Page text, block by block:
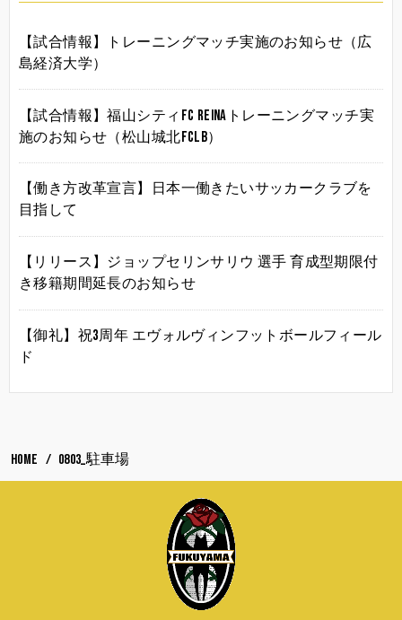
【試合情報】トレーニングマッチ実施のお知らせ（広
島経済大学）
【試合情報】福山シティFC Reinaトレーニングマッチ実
施のお知らせ（松山城北FCLB）
【働き方改革宣言】日本一働きたいサッカークラブを
目指して
【リリース】ジョップセリンサリウ 選手 育成型期限付
き移籍期間延長のお知らせ
【御礼】祝3周年 エヴォルヴィンフットボールフィール
ド
HOME 0803_駐車場